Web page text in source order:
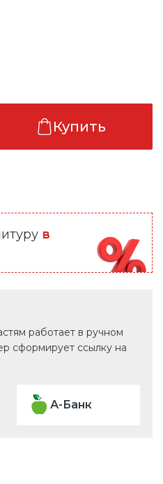
Купить
в
работает в ручном
сформирует ссылку на
А-Банк